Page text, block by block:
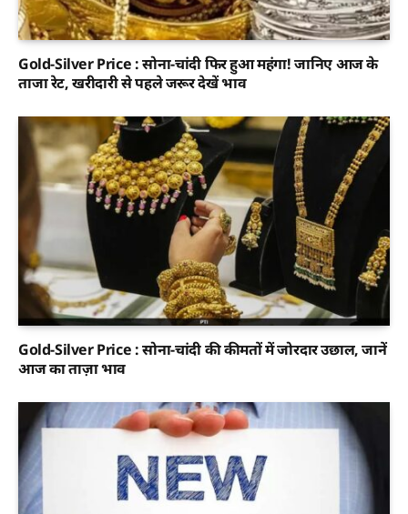
Gold-Silver Price : सोना-चांदी फिर हुआ महंगा! जानिए आज के
ताजा रेट, खरीदारी से पहले जरूर देखें भाव
Gold-Silver Price : सोना-चांदी की कीमतों में जोरदार उछाल, जानें
आज का ताज़ा भाव